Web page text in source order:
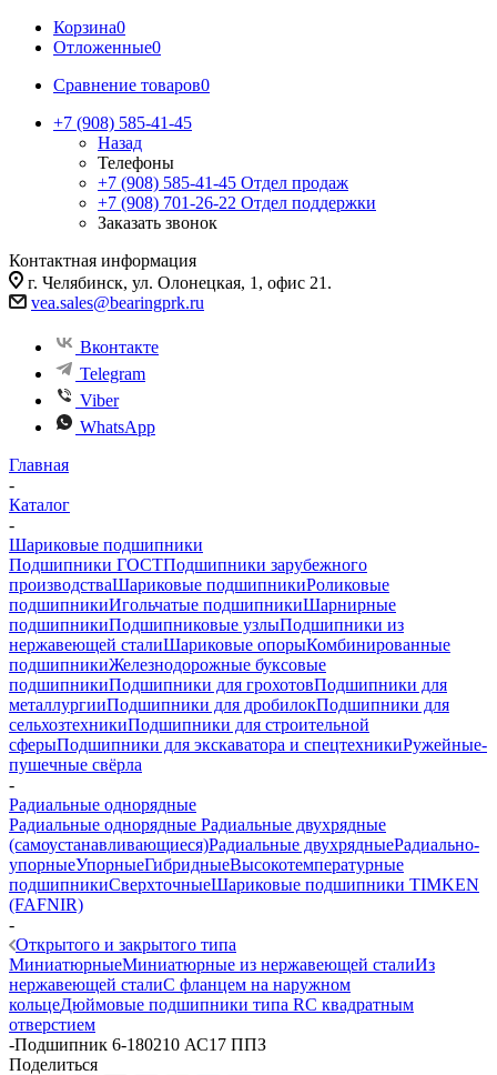
Корзина0
Отложенные0
Сравнение товаров0
+7 (908) 585-41-45
Назад
Телефоны
+7 (908) 585-41-45 Отдел продаж
+7 (908) 701-26-22 Отдел поддержки
Заказать звонок
Контактная информация
г. Челябинск, ул. Олонецкая, 1, офис 21.
vea.sales@bearingprk.ru
Вконтакте
Telegram
Viber
WhatsApp
Главная
-
Каталог
-
Шариковые подшипники
Подшипники ГОСТПодшипники зарубежного
производстваШариковые подшипникиРоликовые
подшипникиИгольчатые подшипникиШарнирные
подшипникиПодшипниковые узлыПодшипники из
нержавеющей сталиШариковые опорыКомбинированные
подшипникиЖелезнодорожные буксовые
подшипникиПодшипники для грохотовПодшипники для
металлургииПодшипники для дробилокПодшипники для
сельхозтехникиПодшипники для строительной
сферыПодшипники для экскаватора и спецтехникиРужейные-
пушечные свёрла
-
Радиальные однорядные
Радиальные однорядные Радиальные двухрядные
(самоустанавливающиеся)Радиальные двухрядныеРадиально-
упорныеУпорныеГибридныеВысокотемпературные
подшипникиСверхточныеШариковые подшипники TIMKEN
(FAFNIR)
-
Открытого и закрытого типа
МиниатюрныеМиниатюрные из нержавеющей сталиИз
нержавеющей сталиС фланцем на наружном
кольцеДюймовые подшипники типа RС квадратным
отверстием
-Подшипник 6-180210 АС17 ППЗ
Поделиться